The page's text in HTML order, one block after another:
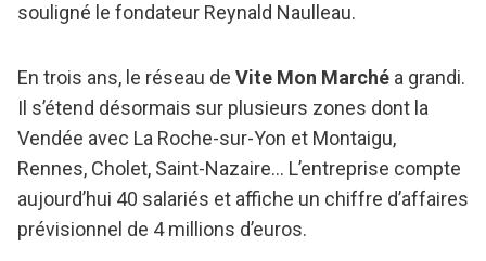
souligné le fondateur Reynald Naulleau.
En trois ans, le réseau de Vite Mon Marché a grandi.
Il s’étend désormais sur plusieurs zones dont la
Vendée avec La Roche-sur-Yon et Montaigu,
Rennes, Cholet, Saint-Nazaire… L’entreprise compte
aujourd’hui 40 salariés et affiche un chiffre d’affaires
prévisionnel de 4 millions d’euros.